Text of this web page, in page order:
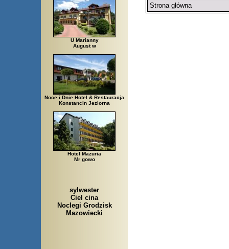
U Marianny
August w
Noce i Dnie Hotel & Restauracja
Konstancin Jeziorna
Hotel Mazuria
Mr gowo
sylwester
Ciel cina
Noclegi Grodzisk
Mazowiecki
Strona główna